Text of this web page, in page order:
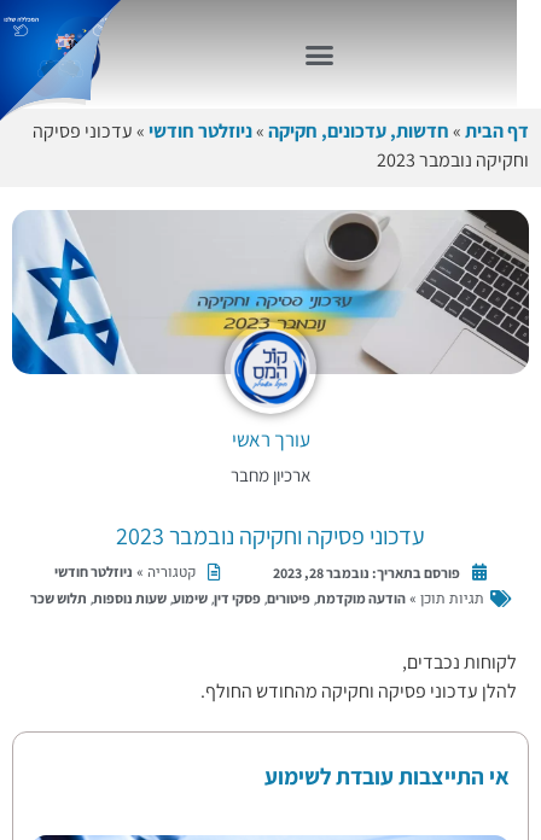
דף הבית»חדשות, עדכונים, חקיקה»ניוזלטר חודשי»עדכוני פסיקה
וחקיקה נובמבר 2023
עורך ראשי
ארכיון מחבר
עדכוני פסיקה וחקיקה נובמבר 2023
פורסם בתאריך:נובמבר 28, 2023 קטגוריה » ניוזלטר חודשי
תגיות תוכן » הודעה מוקדמת,פיטורים,פסקי דין,שימוע,שעות נוספות,תלוש שכר
לקוחות נכבדים,
להלן עדכוני פסיקה וחקיקה מהחודש החולף.
אי התייצבות עובדת לשימוע